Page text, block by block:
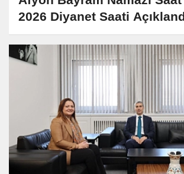
2026 Diyanet Saati